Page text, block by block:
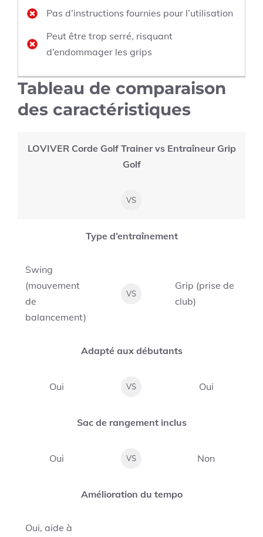
Pas d’instructions fournies pour l’utilisation
Peut être trop serré, risquant
d’endommager les grips
Tableau de comparaison
des caractéristiques
LOVIVER Corde Golf Trainer vs Entraîneur Grip
Golf
VS
Type d’entraînement
Swing
(mouvement
de
balancement)
VS
Grip (prise de
club)
Adapté aux débutants
Oui VS Oui
Sac de rangement inclus
Oui VS Non
Amélioration du tempo
Oui, aide à